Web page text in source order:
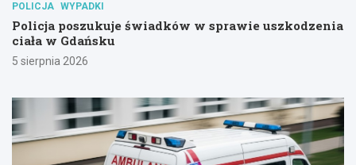
POLICJA WYPADKI
Policja poszukuje świadków w sprawie uszkodzenia
ciała w Gdańsku
5 sierpnia 2026